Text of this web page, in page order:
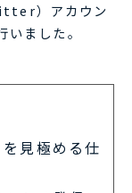
）アカウン
ました。
見極める仕